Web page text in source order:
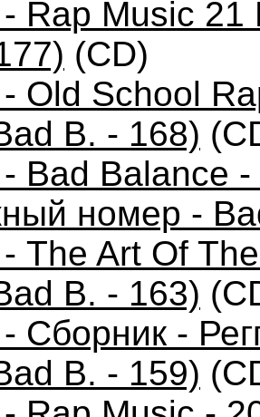
Rap Music
(CD)
Old School
B. - 168)
Bad Balance
номер -
The Art Of
B. - 163)
Сборник -
B. - 159)